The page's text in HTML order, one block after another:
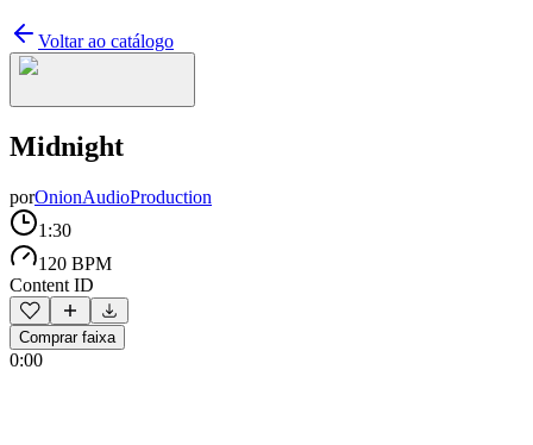
Voltar ao catálogo
Midnight
porOnionAudioProduction
1:30
120 BPM
Content ID
Comprar faixa
0:00